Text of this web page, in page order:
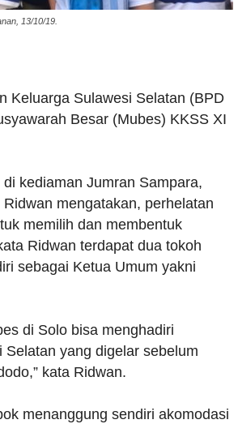
13/10/19.
Keluarga Sulawesi Selatan (BPD
Besar (Mubes) KKSS XI
kediaman Jumran Sampara,
mengatakan, perhelatan
memilih dan membentuk
Ridwan terdapat dua tokoh
sebagai Ketua Umum yakni
di Solo bisa menghadiri
yang digelar sebelum
kata Ridwan.
menanggung sendiri akomodasi